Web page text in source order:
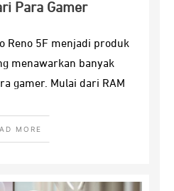
Para Gamer
Reno 5F menjadi produk
menawarkan banyak
gamer. Mulai dari RAM
MORE